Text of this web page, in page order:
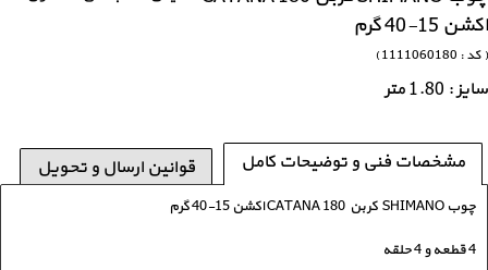
اکشن 15-40 گرم
( کد : 1111060180 )
سایز : 1.80 متر
مشخصات فنی و توضیحات کامل قوانین ارسال و تحویل
چوب SHIMANO کربن CATANA 180 اکشن 15-40 گرم
4 قطعه و 4 حلقه